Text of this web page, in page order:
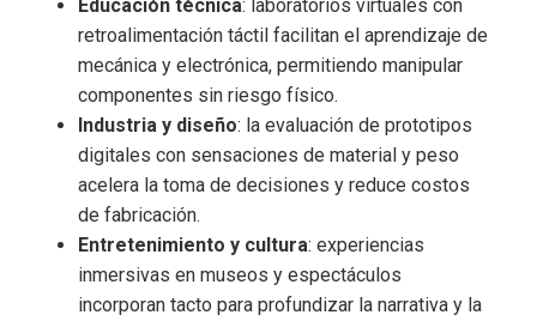
Educación técnica: laboratorios virtuales con
retroalimentación táctil facilitan el aprendizaje de
mecánica y electrónica, permitiendo manipular
componentes sin riesgo físico.
Industria y diseño: la evaluación de prototipos
digitales con sensaciones de material y peso
acelera la toma de decisiones y reduce costos
de fabricación.
Entretenimiento y cultura: experiencias
inmersivas en museos y espectáculos
incorporan tacto para profundizar la narrativa y la